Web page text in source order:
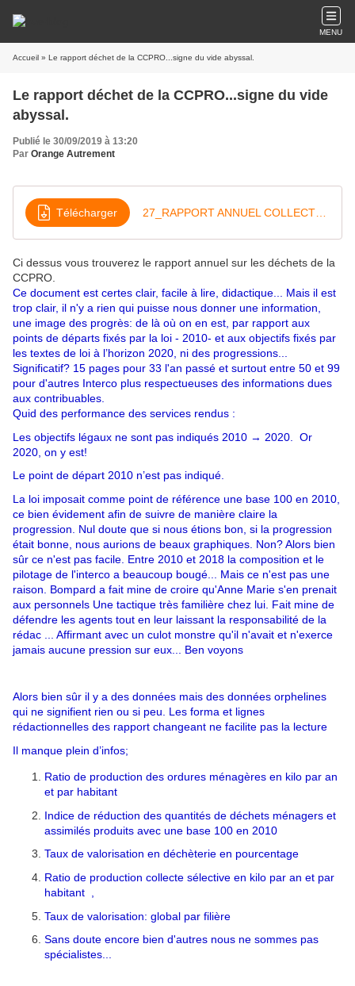
MENU
Accueil » Le rapport déchet de la CCPRO...signe du vide abyssal.
Le rapport déchet de la CCPRO...signe du vide
abyssal.
Publié le 30/09/2019 à 13:20
Par Orange Autrement
Télécharger
Ci dessus vous trouverez le rapport annuel sur les déchets de la
CCPRO.
Ce document est certes clair, facile à lire, didactique... Mais il est
trop clair, il n'y a rien qui puisse nous donner une information,
une image des progrès: de là où on en est, par rapport aux
points de départs fixés par la loi - 2010- et aux objectifs fixés par
les textes de loi à l’horizon 2020, ni des progressions...
Significatif? 15 pages pour 33 l'an passé et surtout entre 50 et 99
pour d'autres Interco plus respectueuses des informations dues
aux contribuables.
Quid des performance des services rendus :
Les objectifs légaux ne sont pas indiqués 2010 → 2020. Or
2020, on y est!
Le point de départ 2010 n’est pas indiqué.
La loi imposait comme point de référence une base 100 en 2010,
ce bien évidement afin de suivre de manière claire la
progression. Nul doute que si nous étions bon, si la progression
était bonne, nous aurions de beaux graphiques. Non?Alors bien
sûr ce n'est pas facile. Entre 2010 et 2018 la composition et le
pilotage de l'interco a beaucoup bougé... Mais ce n'est pas une
raison. Bompard a fait mine de croire qu'Anne Marie s'en prenait
aux personnels Une tactique très familière chez lui. Fait mine de
défendre les agents tout en leur laissant la responsabilité de la
rédac ... Affirmant avec un culot monstre qu'il n'avait et n'exerce
jamais aucune pression sur eux... Ben voyons
Alors bien sûr il y a des données mais des données orphelines
qui ne signifient rien ou si peu. Les forma et lignes
rédactionnelles des rapport changeant ne facilite pas la lecture
Il manque plein d’infos;
Ratio de production des ordures ménagères en kilo par an
et par habitant
Indice de réduction des quantités de déchets ménagers et
assimilés produits avec une base 100 en 2010
Taux de valorisation en déchèterie en pourcentage
Ratio de production collecte sélective en kilo par an et par
habitant
Taux de valorisation: global par filière
Sans doute encore bien d'autres nous ne sommes pas
spécialistes...